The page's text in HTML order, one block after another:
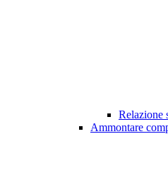
Relazione
Ammontare